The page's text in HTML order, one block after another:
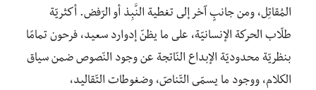
المُقاتِل، ومن جانبٍ آخر إلى تغطية النَّبِذ أو الرّفض. أكثريّة
طلّاب الحركة الإنسانيّة، على ما يظنّ إدوارد سعيد، فرحون تمامًا
بنظريّة محدوديّة الإبداع النّاتجة عن وجود النّصوص ضمن سياق
الكلام، ووجود ما يسمّى التّناصّ، وضغوطات التّقاليد،